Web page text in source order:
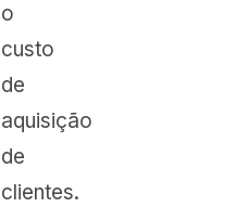
o
custo
de
aquisição
de
clientes.